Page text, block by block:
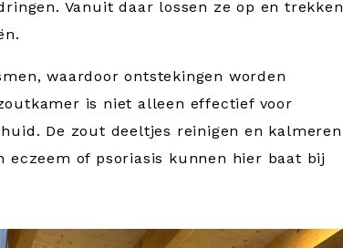
Vanuit daar lossen ze op en trekken
waardoor ontstekingen worden
is niet alleen effectief voor
De zout deeltjes reinigen en kalmeren
eczeem of psoriasis kunnen hier baat bij